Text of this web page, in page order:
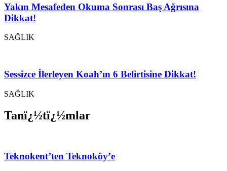
Yakın Mesafeden Okuma Sonrası Baş Ağrısına
Dikkat!
SAĞLIK
Sessizce İlerleyen Koah’ın 6 Belirtisine Dikkat!
SAĞLIK
Tanï¿½tï¿½mlar
Teknokent’ten Teknoköy’e